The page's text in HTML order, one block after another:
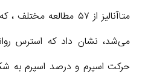
می‌شد، نشان داد که استرس
حرکت اسپرم و درصد اسپرم به